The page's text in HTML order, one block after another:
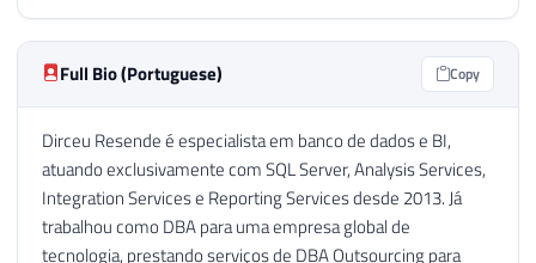
Full Bio (Portuguese) Copy
Dirceu Resende é especialista em banco de dados e BI,
atuando exclusivamente com SQL Server, Analysis Services,
Integration Services e Reporting Services desde 2013. Já
trabalhou como DBA para uma empresa global de
tecnologia, prestando serviços de DBA Outsourcing para